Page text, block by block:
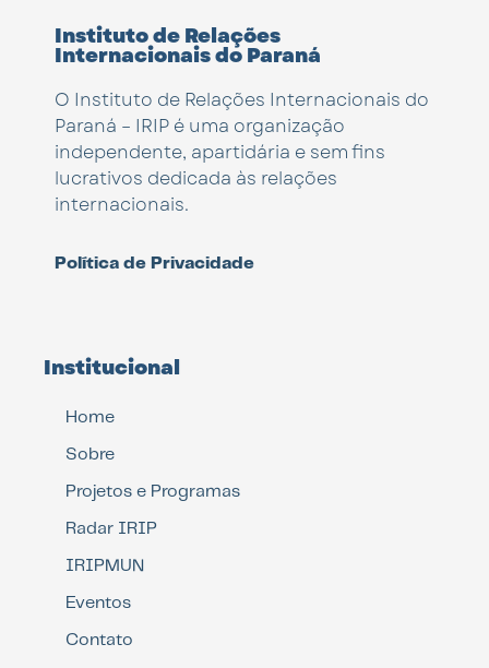
Instituto de Relações
Internacionais do Paraná
O Instituto de Relações Internacionais do
Paraná – IRIP é uma organização
independente, apartidária e sem fins
lucrativos dedicada às relações
internacionais.
Política de Privacidade
Institucional
Home
Sobre
Projetos e Programas
Radar IRIP
IRIPMUN
Eventos
Contato